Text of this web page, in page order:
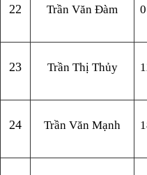
22 Trần Văn Đàm
23 Trần Thị Thủy
24 Trần Văn Mạnh